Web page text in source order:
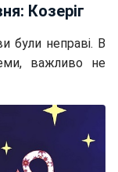
Козеріг
були неправі. В
важливо не